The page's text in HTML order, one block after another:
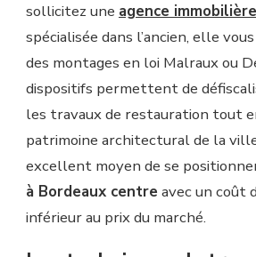
sollicitez une agence
spécialisée dans l’ancien, elle
des montages en loi Malraux ou
dispositifs permettent de
les travaux de restauration tout
patrimoine architectural de la
excellent moyen de se
à Bordeaux centre avec un coût
inférieur au prix du marché.